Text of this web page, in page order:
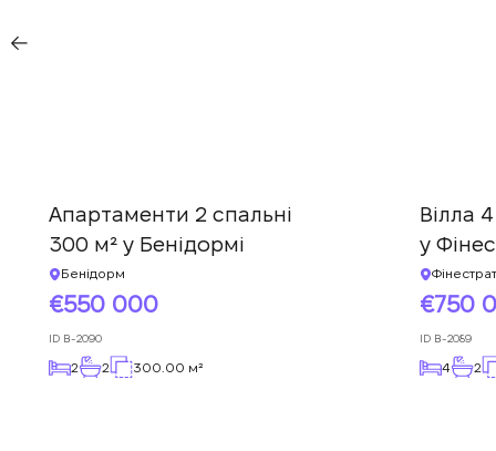
Апартаменти 2 спальні
300 м² у Бенідормі
Бенідорм
550 000
ID B-2090
2 2 300.00 м²
Вілла
у
Фінестрат
750
ID B-2089
4 2